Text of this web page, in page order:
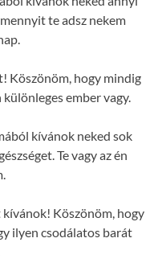
te adsz nekem
Köszönöm, hogy mindig
ember vagy.
kívánok neked sok
Te vagy az én
Köszönöm, hogy
ilyen csodálatos barát